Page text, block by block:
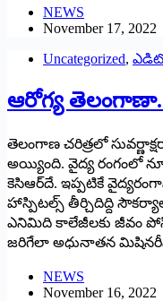
NEWS
November 17, 2022
Uncategorized,
ఆరోగ్య
తెలంగాణ చరిత్రలో
అయ్యింది. వైద్య రంగంలో
కెసిఆర్‌దే. ఇప్పటికే
హాస్పిటల్స్ ‌తీర్చిదిద్ది
ఎనిమిది కాలేజీలకు జీవం
జరిగేలా అధునాతన
NEWS
November 16, 2022